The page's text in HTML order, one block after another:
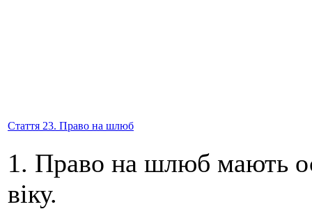
Стаття 23. Право на шлюб
1. Право на шлюб мають
віку.